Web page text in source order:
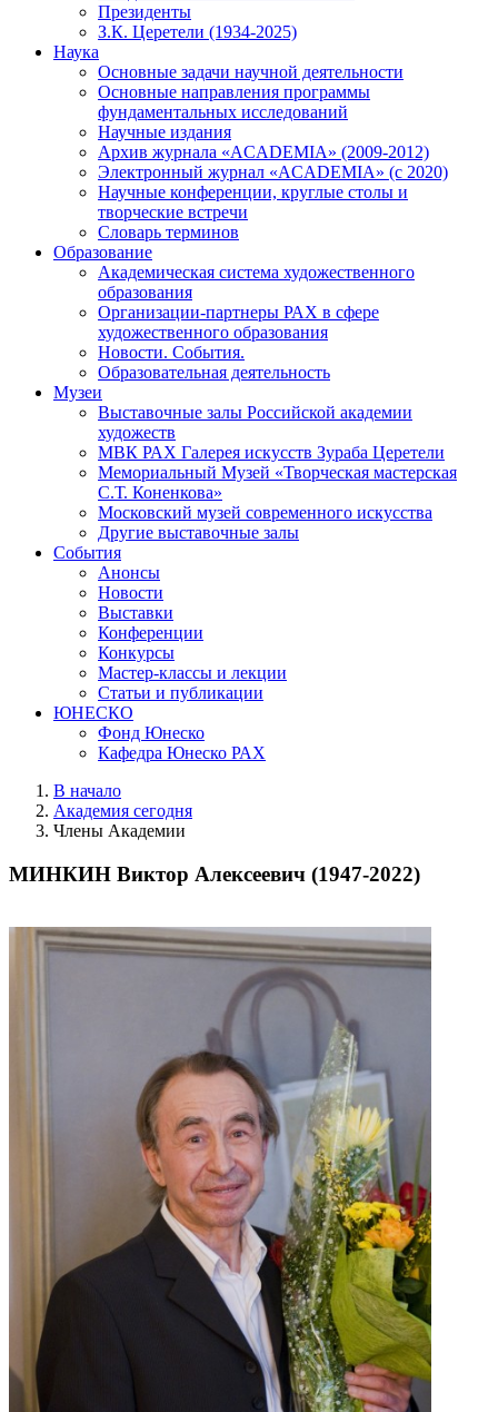
Президенты
З.К. Церетели (1934-2025)
Наука
Основные задачи научной деятельности
Основные направления программы
фундаментальных исследований
Научные издания
Архив журнала «ACADEMIA» (2009-2012)
Электронный журнал «ACADEMIA» (с 2020)
Научные конференции, круглые столы и
творческие встречи
Словарь терминов
Образование
Академическая система художественного
образования
Организации-партнеры РАХ в сфере
художественного образования
Новости. События.
Образовательная деятельность
Музеи
Выставочные залы Российской академии
художеств
МВК РАХ Галерея искусств Зураба Церетели
Мемориальный Музей «Творческая мастерская
С.Т. Коненкова»
Московский музей современного искусства
Другие выставочные залы
События
Анонсы
Новости
Выставки
Конференции
Конкурсы
Мастер-классы и лекции
Статьи и публикации
ЮНЕСКО
Фонд Юнеско
Кафедра Юнеско РАХ
В начало
Академия сегодня
Члены Академии
МИНКИН Виктор Алексеевич (1947-2022)